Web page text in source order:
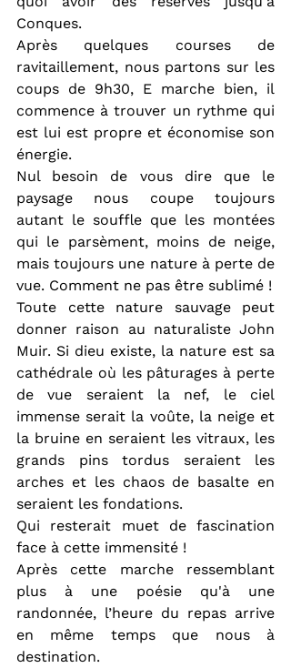
Conques.
Après quelques courses de
ravitaillement, nous partons sur les
coups de 9h30, E marche bien, il
commence à trouver un rythme qui
est lui est propre et économise son
énergie.
Nul besoin de vous dire que le
paysage nous coupe toujours
autant le souffle que les montées
qui le parsèment, moins de neige,
mais toujours une nature à perte de
vue. Comment ne pas être sublimé !
Toute cette nature sauvage peut
donner raison au naturaliste John
Muir. Si dieu existe, la nature est sa
cathédrale où les pâturages à perte
de vue seraient la nef, le ciel
immense serait la voûte, la neige et
la bruine en seraient les vitraux, les
grands pins tordus seraient les
arches et les chaos de basalte en
seraient les fondations.
Qui resterait muet de fascination
face à cette immensité !
Après cette marche ressemblant
plus à une poésie qu'à une
randonnée, l’heure du repas arrive
en même temps que nous à
destination.